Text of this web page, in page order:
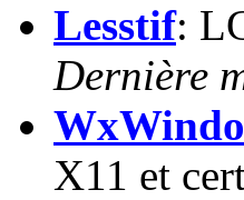
Lesstif:
Dernière
X11 et